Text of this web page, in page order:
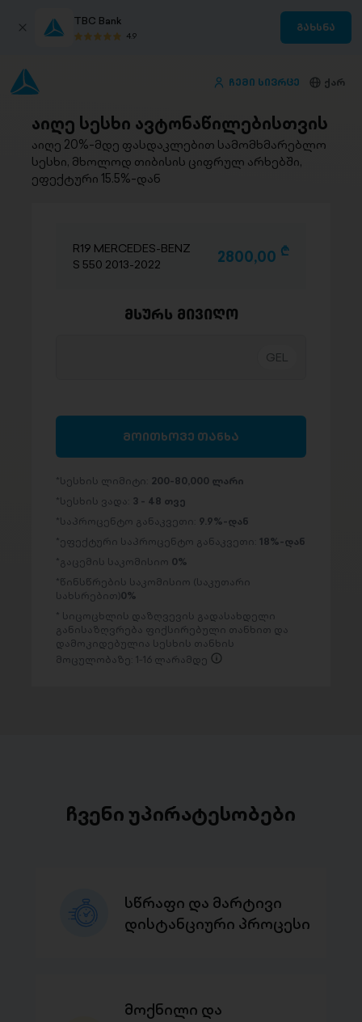
TBC Bank
4.9
გახსნა
ჩემი სივრცე ქარ
აიღე სესხი ავტონაწილებისთვის
აიღე 20%-მდე ფასდაკლებით სამომხმარებლო
სესხი, მხოლოდ თიბისის ციფრულ არხებში,
ეფექტური 15.5%-დან
R19 MERCEDES-BENZ
S 550 2013-2022
2800,00 D
მსურს მივიღო
მოითხოვე თანხა
სესხის ლიმიტი: 200-80,000 ლარი
სესხის ვადა: 3 - 48 თვე
საპროცენტო განაკვეთი: 9.9%-დან
ეფექტური საპროცენტო განაკვეთი: 18%-დან
გაცემის საკომისიო 0%
წინსწრების საკომისიო (საკუთარი
სახსრებით)0%
სიცოცხლის დაზღვევის გადასახდელი
განისაზღვრება ფიქსირებული თანხით და
დამოკიდებულია სესხის თანხის
მოცულობაზე: 1-16 ლარამდე
ჩვენი უპირატესობები
სწრაფი და მარტივი
დისტანციური პროცესი
მოქნილი და